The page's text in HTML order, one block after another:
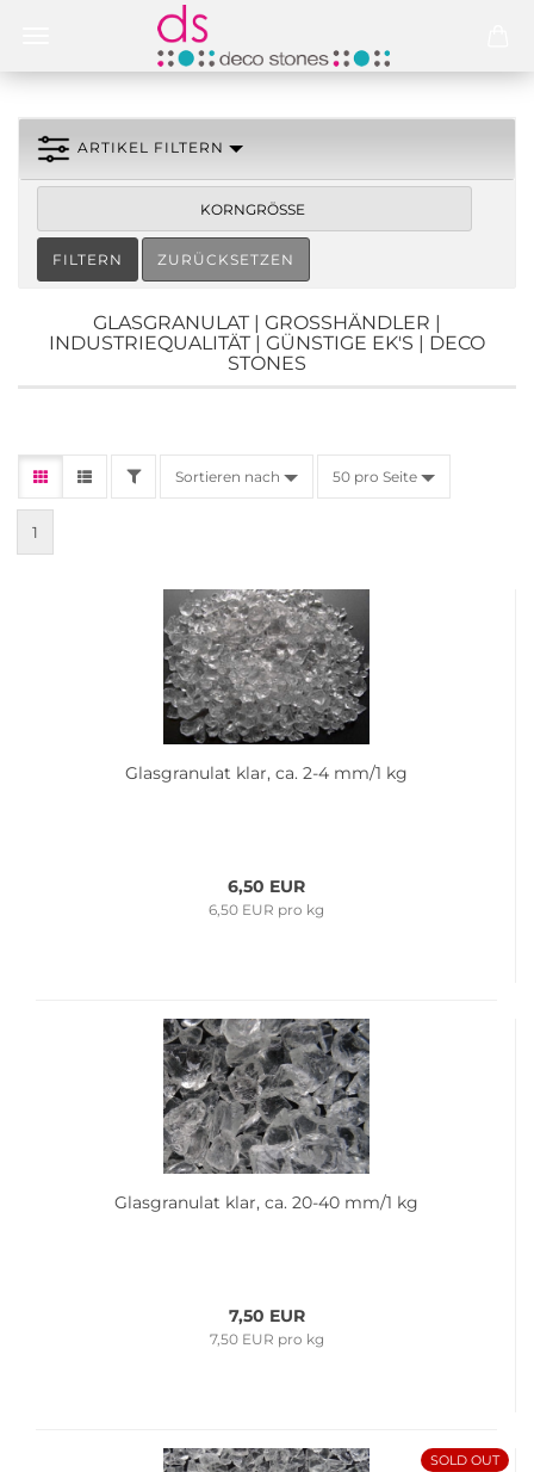
ARTIKEL FILTERN
KORNGRÖSSE
FILTERN ZURÜCKSETZEN
GLASGRANULAT | GROSSHÄNDLER | I
NDUSTRIEQUALITÄT | GÜNSTIGE EK'S | DECO S
TONES
Sortieren nach 50 pro Seite
1
Glas­gra­nu­lat klar, ca. 2-4 mm/1 kg
6,50 EUR
6,50 EUR pro kg
Glas­gra­nu­lat klar, ca. 20-40 mm/1 kg
7,50 EUR
7,50 EUR pro kg
SOLD OUT